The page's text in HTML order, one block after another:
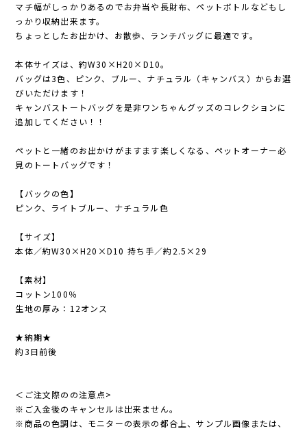
マチ幅がしっかりあるのでお弁当や長財布、ペットボトルなどもし
っかり収納出来ます。
ちょっとしたお出かけ、お散歩、ランチバッグに最適です。
本体サイズは、約W30×H20×D10。
バッグは3色、ピンク、ブルー、ナチュラル（キャンバス）からお選
びいただけます！
キャンバストートバッグを是非ワンちゃんグッズのコレクションに
追加してください！！
ペットと一緒のお出かけがますます楽しくなる、ペットオーナー必
見のトートバッグです！
【バックの色】
ピンク、ライトブルー、ナチュラル色
【サイズ】
本体／約W30×H20×D10 持ち手／約2.5×29
【素材】
コットン100％
生地の厚み：12オンス
★納期★
約3日前後
＜ご注文際のの注意点>
※ご入金後のキャンセルは出来ません。
※商品の色調は、モニターの表示の都合上、サンプル画像または、